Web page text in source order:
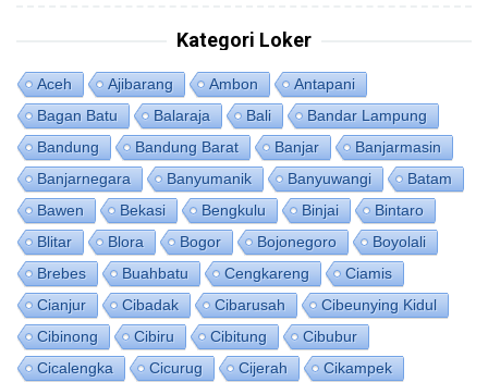
Kategori Loker
Aceh Ajibarang Ambon
Antapani
Bagan Batu
Balaraja Bali
Bandar Lampung
Bandung
Bandung Barat Banjar
Banjarmasin
Banjarnegara
Banyumanik Banyuwangi
Batam
Bawen
Bekasi Bengkulu Binjai
Bintaro
Blitar
Blora Bogor Bojonegoro
Boyolali
Brebes
Buahbatu Cengkareng
Ciamis
Cianjur
Cibadak Cibarusah
Cibeunying Kidul
Cibinong
Cibiru Cibitung
Cibubur
Cicalengka
Cicurug Cijerah
Cikampek